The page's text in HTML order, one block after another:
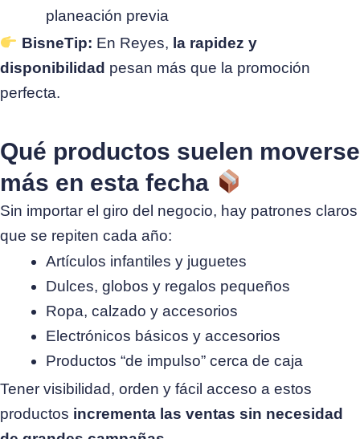
planeación previa
BisneTip: En Reyes, la rapidez y
disponibilidad pesan más que la promoción
perfecta.
Qué productos suelen moverse
más en esta fecha
Sin importar el giro del negocio, hay patrones claros
que se repiten cada año:
Artículos infantiles y juguetes
Dulces, globos y regalos pequeños
Ropa, calzado y accesorios
Electrónicos básicos y accesorios
Productos “de impulso” cerca de caja
Tener visibilidad, orden y fácil acceso a estos
productos incrementa las ventas sin necesidad